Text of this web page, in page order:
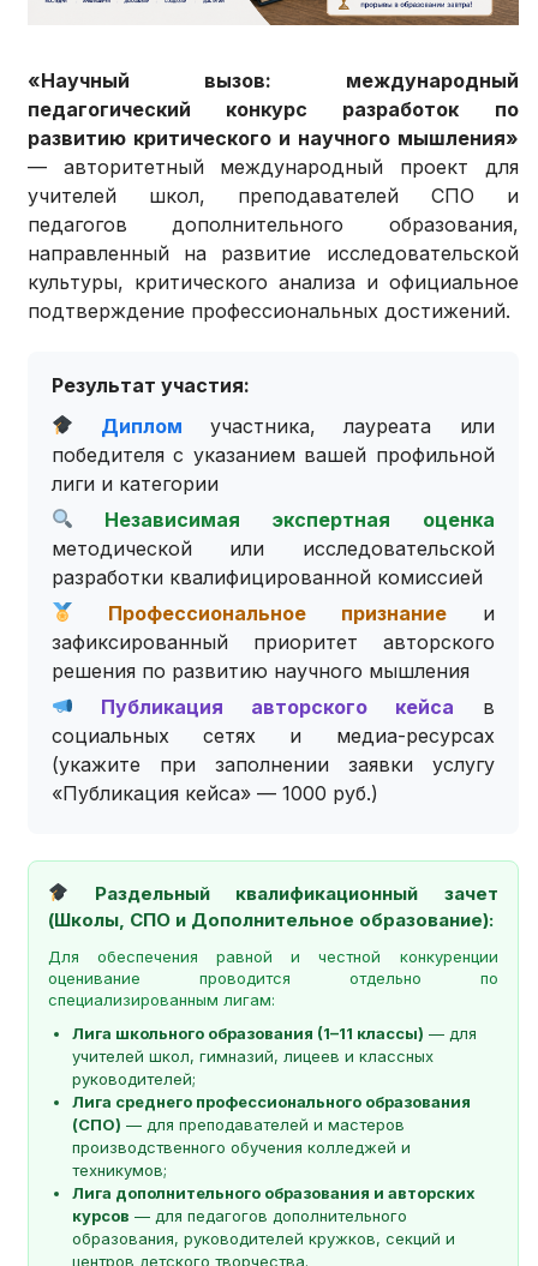
«Научный вызов: международный
педагогический конкурс разработок по
развитию критического и научного мышления»
— авторитетный международный проект для
учителей школ, преподавателей СПО и
педагогов дополнительного образования,
направленный на развитие исследовательской
культуры, критического анализа и официальное
подтверждение профессиональных достижений.
Результат участия:
Диплом участника, лауреата или
победителя с указанием вашей профильной
лиги и категории
Независимая экспертная оценка
методической или исследовательской
разработки квалифицированной комиссией
Профессиональное признаниеи
зафиксированный приоритет авторского
решения по развитию научного мышления
Публикация авторского кейса в
социальных сетях и медиа-ресурсах
(укажите при заполнении заявки услугу
«Публикация кейса» — 1000 руб.)
Раздельный квалификационный зачет
(Школы, СПО и Дополнительное образование):
Для обеспечения равной и честной конкуренции
оценивание проводится отдельно по
специализированным лигам:
Лига школьного образования (1–11 классы) — для
учителей школ, гимназий, лицеев и классных
руководителей;
Лига среднего профессионального образования
(СПО) — для преподавателей и мастеров
производственного обучения колледжей и
техникумов;
Лига дополнительного образования и авторских
курсов — для педагогов дополнительного
образования, руководителей кружков, секций и
центров детского творчества.